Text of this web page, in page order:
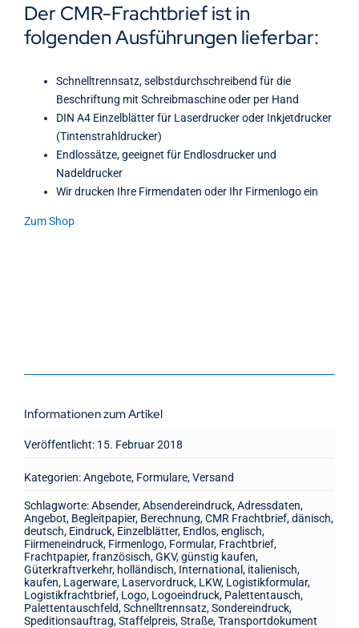
Der CMR-Frachtbrief ist in
folgenden Ausführungen lieferbar:
Schnelltrennsatz, selbstdurchschreibend für die
Beschriftung mit Schreibmaschine oder per Hand
DIN A4 Einzelblätter für Laserdrucker oder Inkjetdrucker
(Tintenstrahldrucker)
Endlossätze, geeignet für Endlosdrucker und
Nadeldrucker
Wir drucken Ihre Firmendaten oder Ihr Firmenlogo ein
Zum Shop
Informationen zum Artikel
Veröffentlicht: 15. Februar 2018
Kategorien:Angebote, Formulare,Versand
Schlagworte:Absender,Absendereindruck,Adressdaten,
Angebot, Begleitpapier, Berechnung,CMR Frachtbrief,dänisch,
deutsch, Eindruck, Einzelblätter, Endlos,englisch,
Fiirmeneindruck, Firmenlogo, Formular, Frachtbrief,
Frachtpapier,französisch,GKV,günstig kaufen,
Güterkraftverkehr, holländisch, International , italienisch,
kaufen, Lagerware, Laservordruck, LKW, Logistikformular,
Logistikfrachtbrief, Logo, Logoeindruck, Palettentausch,
Palettentauschfeld,Schnelltrennsatz,Sondereindruck,
Speditionsauftrag,Staffelpreis,Straße,Transportdokument